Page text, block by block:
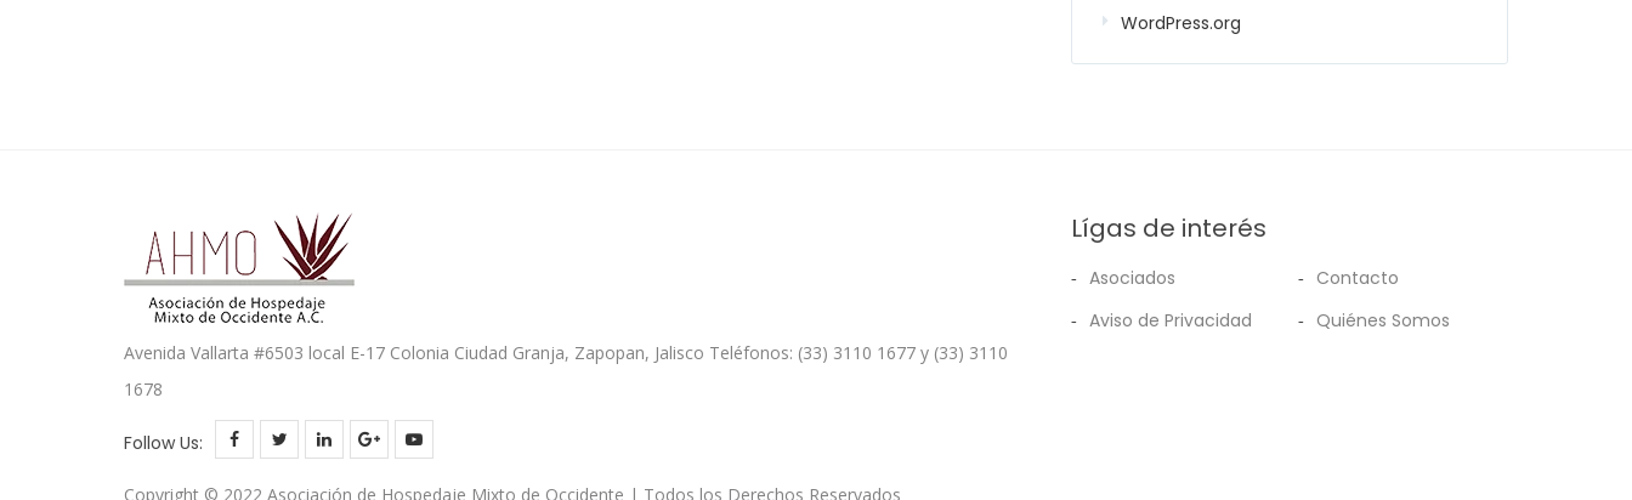
WordPress.org
Avenida Vallarta #6503 local E-17 Colonia Ciudad Granja, Zapopan, Jalisco Teléfonos: (33) 3110 1677 y (33) 3110
1678
Follow Us:
Copyright © 2022 Asociación de Hospedaje Mixto de Occidente | Todos los Derechos Reservados
Lígas de interés
Asociados
Aviso de Privacidad
Contacto
Quiénes Somos